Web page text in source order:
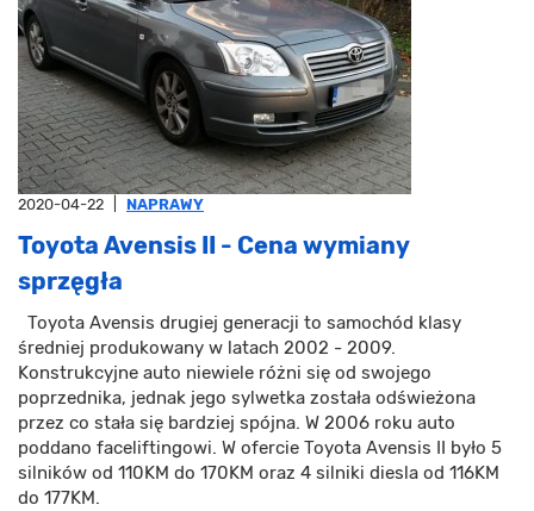
2020-04-22 NAPRAWY
Toyota Avensis II - Cena wymiany
sprzęgła
Toyota Avensis drugiej generacji to samochód klasy
średniej produkowany w latach 2002 - 2009.
Konstrukcyjne auto niewiele różni się od swojego
poprzednika, jednak jego sylwetka została odświeżona
przez co stała się bardziej spójna. W 2006 roku auto
poddano faceliftingowi. W ofercie Toyota Avensis II było 5
silników od 110KM do 170KM oraz 4 silniki diesla od 116KM
do 177KM.